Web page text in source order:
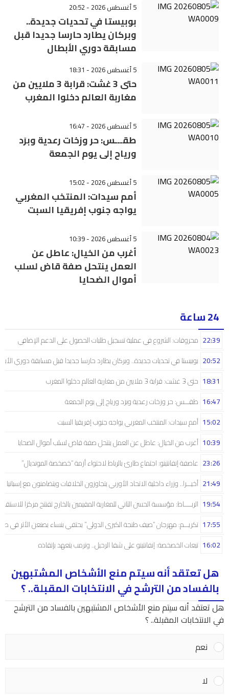
5 أغسطس 2026 - 20:52
بوبيستا في تحديات جديدة..
وبركان يطارد حارسا جديدا قبل
مسابقة دوري الأبطال
5 أغسطس 2026 - 18:31
حتى 3 غشت: قرابة 3 ملايين من
مغاربة العالم دخلوا المغرب
5 أغسطس 2026 - 16:47
طقـــس: حر وزخات رعدية وبرَد
ورياح إلى يوم الجمعة
5 أغسطس 2026 - 15:02
أمم سيدات: المنتخب المغربي
يواجه جنوب إفريقيا السبت
5 أغسطس 2026 - 10:39
أغرب من الخيال: عاطل عن
العمل ينتحل صفة قاض لسلب
أموال الضحايا
24 ساعة
محروقات: الشروع في عملية تسجيل طلبات الحصول على الدعم الإضافي 22:39
بوبيستا في تحديات جديدة.. وبركان يطارد حارسا جديدا قبل مسابقة دوري 20:52
حتى 3 غشت: قرابة 3 ملايين من مغاربة العالم دخلوا المغرب 18:31
طقـــس: حر وزخات رعدية وبرَد ورياح إلى يوم الجمعة 16:47
أمم سيدات: المنتخب المغربي يواجه جنوب إفريقيا السبت 15:02
أغرب من الخيال: عاطل عن العمل ينتحل صفة قاض لسلب أموال الضحايا 10:39
عاصفة إنفانتينو: اجتماع طارئ بالرباط لاحتواء أزمة “خصخصة المونديال” 23:26
أخيـــرا.. وزراء داخلية الاتحاد الأوربي يتجاوزون الخلافات ويتضامنون مع إسبانيا 21:49
الربـــــاط: مؤسسة الحسن الثاني للمغاربة المقيمين بالخارج تفتتح مركزا 19:54
تكريـــم: مهرجان “صيف طنجة الكبرى الدولي” يحتفي بنساء يصنعن الأثر في 17:55
تبعات الخصخصة: إنفانتينو على شفا الرحيل.. وترمب يتعهد بإنقاذه 16:02
هل تعتقد أنه سيتم منع الأشخاص المشتبهين
بالفساد من الترشح في الانتخابات المقبلة.. ؟
هل تعتقد أنه سيتم منع الأشخاص المشتبهين بالفساد من الترشح
في الانتخابات المقبلة.. ؟
نعم
لا